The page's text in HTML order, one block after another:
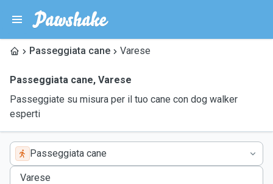
Passeggiata cane Varese
Passeggiata cane, Varese
Passeggiate su misura per il tuo cane con dog walker
esperti
Passeggiata cane